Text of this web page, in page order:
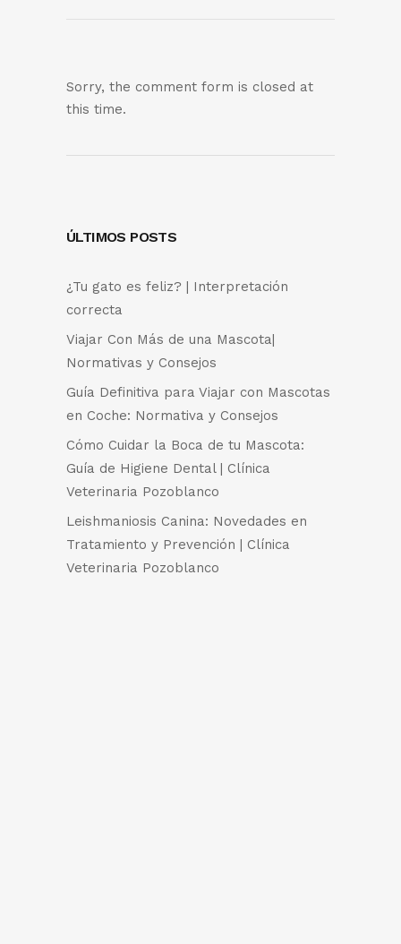
Sorry, the comment form is closed at
this time.
ÚLTIMOS POSTS
¿Tu gato es feliz? | Interpretación
correcta
Viajar Con Más de una Mascota|
Normativas y Consejos
Guía Definitiva para Viajar con Mascotas
en Coche: Normativa y Consejos
Cómo Cuidar la Boca de tu Mascota:
Guía de Higiene Dental | Clínica
Veterinaria Pozoblanco
Leishmaniosis Canina: Novedades en
Tratamiento y Prevención | Clínica
Veterinaria Pozoblanco